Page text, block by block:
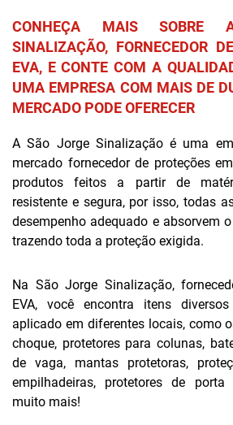
CONHEÇA MAIS SOBRE
SINALIZAÇÃO, FORNECEDOR
EVA, E CONTE COM A
UMA EMPRESA COM MAIS DE
MERCADO PODE OFERECER
A São Jorge Sinalização é uma
mercado fornecedor de proteções
produtos feitos a partir de
resistente e segura, por isso, todas
desempenho adequado e absorvem
trazendo toda a proteção exigida.
Na São Jorge Sinalização,
EVA, você encontra itens
aplicado em diferentes locais, como
choque, protetores para colunas,
de vaga, mantas protetoras,
empilhadeiras, protetores de
muito mais!